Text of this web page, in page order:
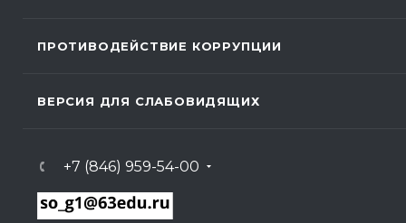
ПРОТИВОДЕЙСТВИЕ КОРРУПЦИИ
ВЕРСИЯ ДЛЯ СЛАБОВИДЯЩИХ
+7 (846) 959-54-00